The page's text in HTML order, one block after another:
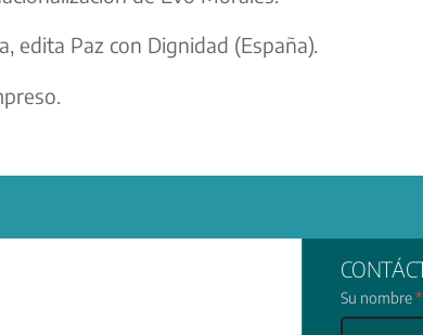
edita Paz con Dignidad (España).
Su nombre*